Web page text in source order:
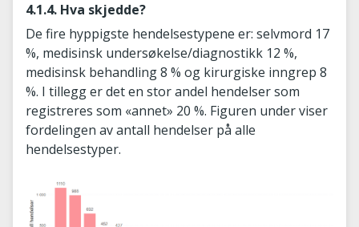
4.1.4. Hva skjedde?
De fire hyppigste hendelsestypene er: selvmord 17
%, medisinsk undersøkelse/diagnostikk 12 %,
medisinsk behandling 8 % og kirurgiske inngrep 8
%. I tillegg er det en stor andel hendelser som
registreres som «annet» 20 %. Figuren under viser
fordelingen av antall hendelser på alle
hendelsestyper.